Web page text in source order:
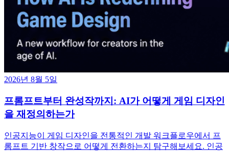
2026년 8월 5일
프롬프트부터 완성작까지: AI가 어떻게 게임 디자인
을 재정의하는가
인공지능이 게임 디자인을 전통적인 개발 워크플로우에서 프
롬프트 기반 창작으로 어떻게 전환하는지 탐구해보세요. 인공